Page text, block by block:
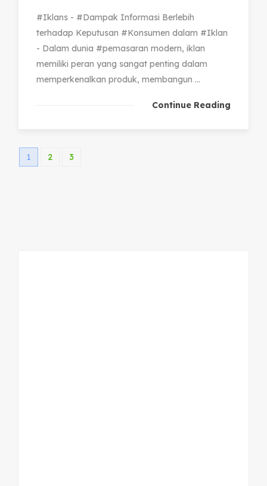
#Iklans - #Dampak Informasi Berlebih
terhadap Keputusan #Konsumen dalam #Iklan
- Dalam dunia #pemasaran modern, iklan
memiliki peran yang sangat penting dalam
memperkenalkan produk, membangun ...
Continue Reading
1 2 3